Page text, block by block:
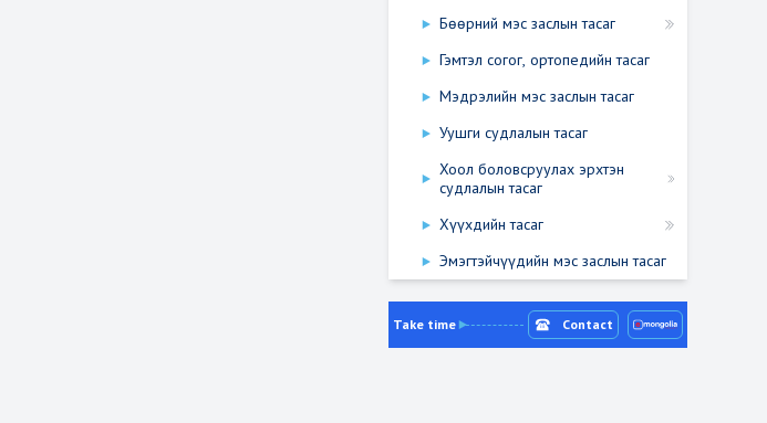
Бөөрний мэс заслын тасаг
Гэмтэл согог, ортопедийн тасаг
Мэдрэлийн мэс заслын тасаг
Уушги судлалын тасаг
Хоол боловсруулах эрхтэн
судлалын тасаг
Хүүхдийн тасаг
Эмэгтэйчүүдийн мэс заслын тасаг
Take time Contact